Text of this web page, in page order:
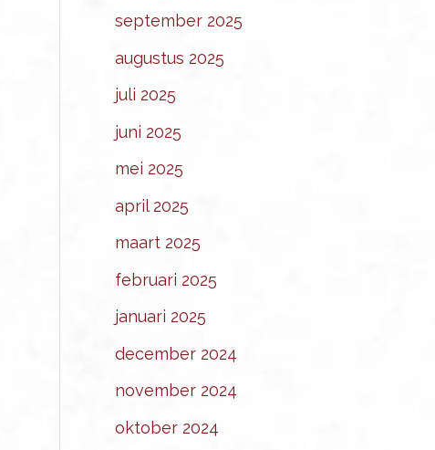
september 2025
augustus 2025
juli 2025
juni 2025
mei 2025
april 2025
maart 2025
februari 2025
januari 2025
december 2024
november 2024
oktober 2024